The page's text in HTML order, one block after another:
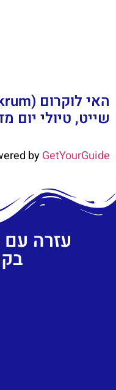
שייט, טיולי יום
byGetYourGuide
עזרה